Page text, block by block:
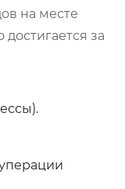
на месте
за